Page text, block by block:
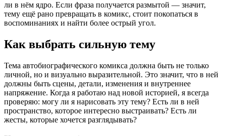
ли в нём ядро. Если фраза получается размытой — значит,
тему ещё рано превращать в комикс, стоит покопаться в
воспоминаниях и найти более острый угол.
Как выбрать сильную тему
Тема автобиографического комикса должна быть не только
личной, но и визуально выразительной. Это значит, что в ней
должны быть сцены, детали, изменения и внутреннее
напряжение. Когда я работаю над новой историей, я всегда
проверяю: могу ли я нарисовать эту тему? Есть ли в ней
пространство, которое интересно выстраивать? Есть ли
жесты, которые хочется разглядывать?